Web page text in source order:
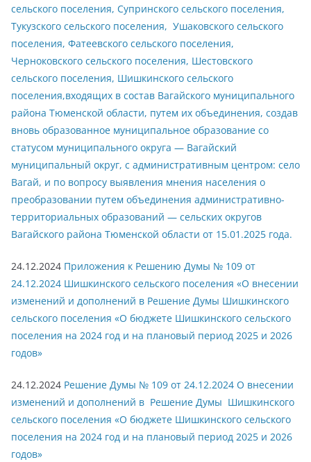
сельского поселения, Супринского сельского поселения,
Тукузского сельского поселения, Ушаковского сельского
поселения, Фатеевского сельского поселения,
Черноковского сельского поселения, Шестовского
сельского поселения, Шишкинского сельского
поселения,входящих в состав Вагайского муниципального
района Тюменской области, путем их объединения, создав
вновь образованное муниципальное образование со
статусом муниципального округа — Вагайский
муниципальный округ, с административным центром: село
Вагай, и по вопросу выявления мнения населения о
преобразовании путем объединения административно-
территориальных образований — сельских округов
Вагайского района Тюменской области от 15.01.2025 года.
24.12.2024 Приложения к Решению Думы № 109 от
24.12.2024 Шишкинского сельского поселения «О внесении
изменений и дополнений в Решение Думы Шишкинского
сельского поселения «О бюджете Шишкинского сельского
поселения на 2024 год и на плановый период 2025 и 2026
годов»
24.12.2024 Решение Думы № 109 от 24.12.2024 О внесении
изменений и дополнений в Решение Думы Шишкинского
сельского поселения «О бюджете Шишкинского сельского
поселения на 2024 год и на плановый период 2025 и 2026
годов»